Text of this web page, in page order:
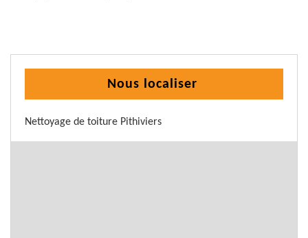
Nous localiser
Nettoyage de toiture Pithiviers